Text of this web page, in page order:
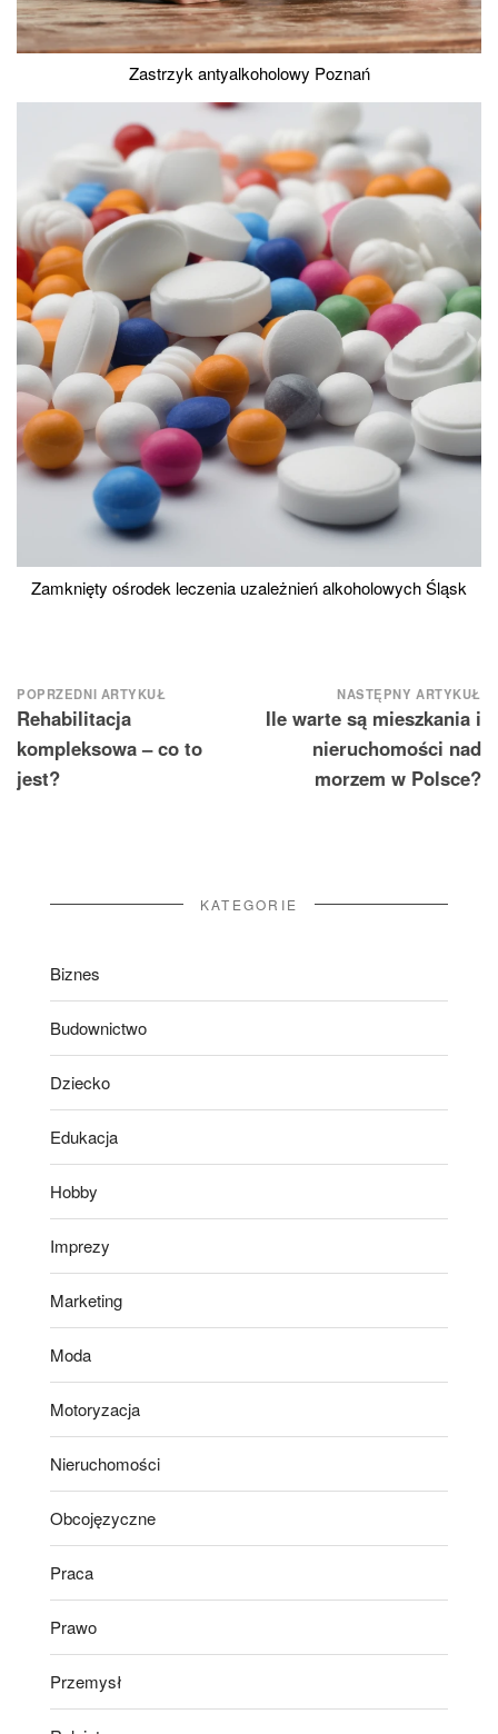
Zastrzyk antyalkoholowy Poznań
Zamknięty ośrodek leczenia uzależnień alkoholowych Śląsk
Nawigacja
wpisu
POPRZEDNI ARTYKUŁ
Rehabilitacja
kompleksowa – co to
jest?
NASTĘPNY ARTYKUŁ
Ile warte są mieszkania i
nieruchomości nad
morzem w Polsce?
KATEGORIE
Biznes
Budownictwo
Dziecko
Edukacja
Hobby
Imprezy
Marketing
Moda
Motoryzacja
Nieruchomości
Obcojęzyczne
Praca
Prawo
Przemysł